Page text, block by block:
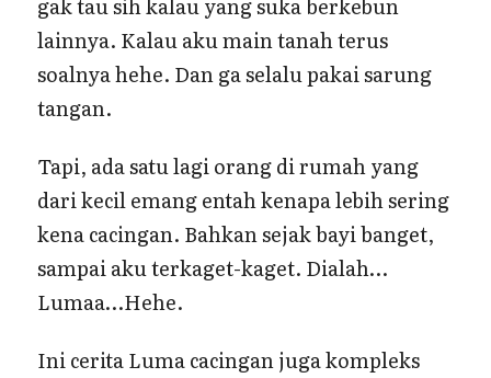
gak tau sih kalau yang suka berkebun
lainnya. Kalau aku main tanah terus
soalnya hehe. Dan ga selalu pakai sarung
tangan.
Tapi, ada satu lagi orang di rumah yang
dari kecil emang entah kenapa lebih sering
kena cacingan. Bahkan sejak bayi banget,
sampai aku terkaget-kaget. Dialah…
Lumaa…Hehe.
Ini cerita Luma cacingan juga kompleks